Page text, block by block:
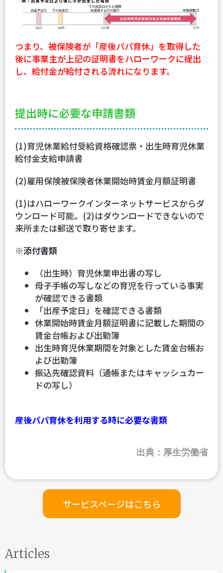
つまり、被保険者が「産後パパ育休」を取得した
後に事業主が上記の証明書をハローワークに提出
し、給付金が給付される流れになります。
提出時に必要な申請書類
(1)育児休業給付受給資格確認票・出生時育児休業
給付金支給申請書
(2)雇用保険被保険者休業開始時賃金月額証明書
(1)はハローワークインターネットサービスからダ
ウンロード可能。(2)はダウンロードできないので
来所または郵送で取り寄せます。
※添付書類
（出生時）育児休業申出書の写し
母子手帳の写しなどの育児を行っている事実
が確認できる書類
「出産予定日」を確認できる書類
休業開始時賃金月額証明書に記載した期間の
賃金台帳および出勤簿
出生時育児休業期間を対象とした賃金台帳お
よび出勤簿
振込先確認資料（通帳またはキャッシュカー
ドの写し）
産後パパ育休を利用する時に必要な書類
出典：厚生労働省
サービスページはこちら
Articles